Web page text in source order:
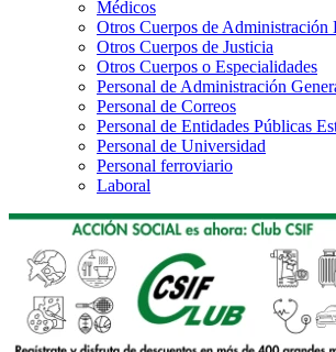
Médicos
Otros Cuerpos de Administración
Otros Cuerpos de Justicia
Otros Cuerpos o Especialidades
Personal de Administración
Personal de Correos
Personal de Entidades Públicas
Personal de Universidad
Personal ferroviario
Laboral